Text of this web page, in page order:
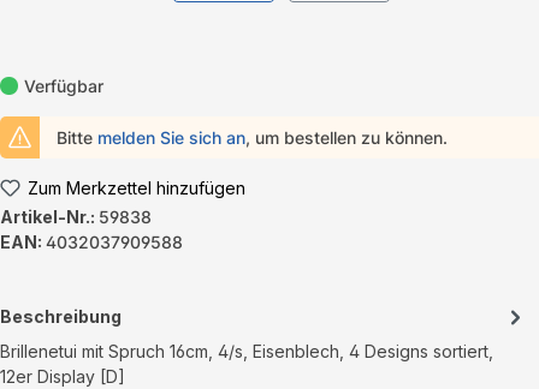
Verfügbar
Bitte melden Sie sich an, um bestellen zu können.
Zum Merkzettel hinzufügen
Artikel-Nr.: 59838
EAN: 4032037909588
Beschreibung
Brillenetui mit Spruch 16cm, 4/s, Eisenblech, 4 Designs sortiert,
12er Display [D]